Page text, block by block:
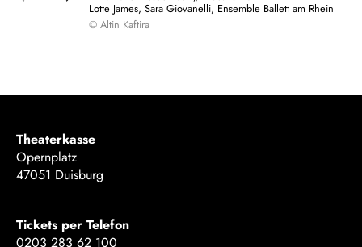
Lotte James, Sara Giovanelli, Ensemble Ballett am Rhein
© Altin Kaftira
Theaterkasse
Opernplatz
47051 Duisburg
Tickets per Telefon
0203 283 62 100